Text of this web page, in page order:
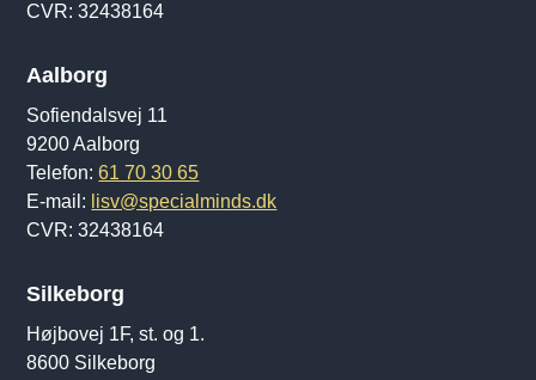
CVR: 32438164
Aalborg
Sofiendalsvej 11
9200 Aalborg
Telefon:61 70 30 65
E-mail: lisv@specialminds.dk
CVR: 32438164
Silkeborg
Højbovej 1F, st. og 1.
8600 Silkeborg